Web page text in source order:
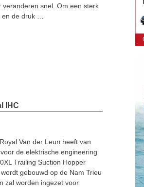
snel. Om een sterk
de druk …
IHC
Van der Leun heeft van
de elektrische engineering
Trailing Suction Hopper
gebouwd op de Nam Trieu
zal worden ingezet voor